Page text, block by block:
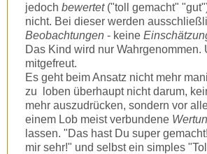
jedoch bewertet ("toll gemacht"
nicht. Bei dieser werden
Beobachtungen - keine
Das Kind wird nur Wahrgenommen.
mitgefreut.
Es geht beim Ansatz nicht mehr
zu loben überhaupt nicht darum,
mehr auszudrücken, sondern vor
einem Lob meist verbundene
lassen. "Das hast Du super
mir sehr!" und selbst ein simples